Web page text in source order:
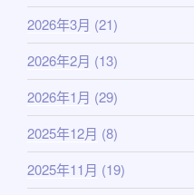
2026年3月 (21)
2026年2月 (13)
2026年1月 (29)
2025年12月 (8)
2025年11月 (19)